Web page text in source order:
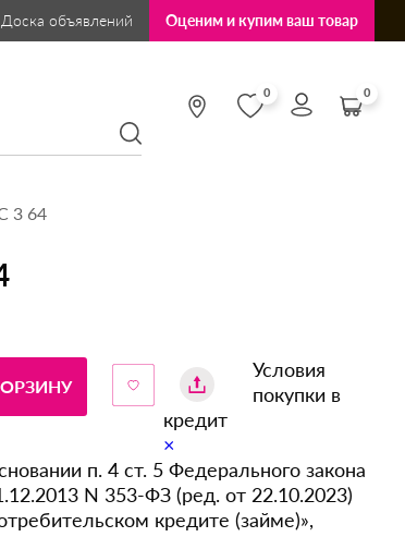
Доска объявлений Оценим и купим ваш товар
0 0
3 64
Условия
покупки в
кредит
×
п. 4 ст. 5 Федерального закона
N 353-ФЗ (ред. от 22.10.2023)
кредите (займе)»,